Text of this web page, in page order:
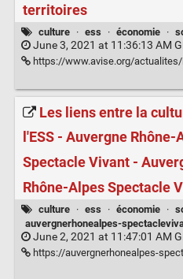
territoires
culture · ess · économie ·
June 3, 2021 at 11:36:13 AM
https://www.avise.org/actualites/inventer-des-
Les liens entre la
l'ESS - Auvergne Rhône-
Spectacle Vivant -
Rhône-Alpes Spectacle
culture · ess · économie ·
auvergnerhonealpes-
June 2, 2021 at 11:47:01 AM
https://auvergnerhonealpes-